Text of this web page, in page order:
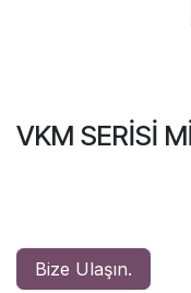
VKM SERİSİ
Bize Ulaşın.